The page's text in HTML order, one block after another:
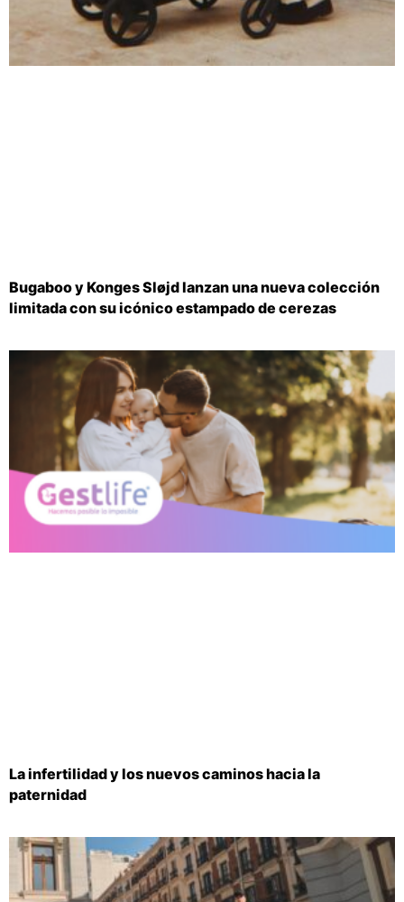
Bugaboo y Konges Sløjd lanzan una nueva colección
limitada con su icónico estampado de cerezas
La infertilidad y los nuevos caminos hacia la
paternidad